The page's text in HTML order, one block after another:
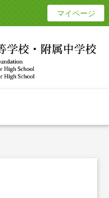
マイページ